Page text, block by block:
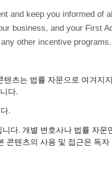
and keep you informed of
business, and your First
other incentive programs.
츠는 법률 자문으로 여겨지
다.
.
다. 개별 변호사나 법률 자문
콘텐츠의 사용 및 접근은 독자